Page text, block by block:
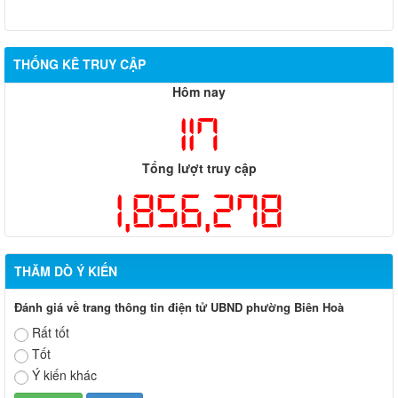
THỐNG KÊ TRUY CẬP
Hôm nay
117
Tổng lượt truy cập
1,856,278
THĂM DÒ Ý KIẾN
Đánh giá về trang thông tin điện tử UBND phường Biên Hoà
Rất tốt
Tốt
Ý kiến khác